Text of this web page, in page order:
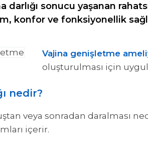
sonucu yaşanan
konfor ve fonksiyonellik
Vajina genişletme
oluşturulması için
nedir?
veya sonradan daralması
içerir.